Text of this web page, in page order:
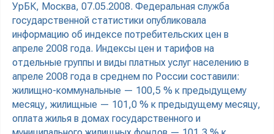
УрБК, Москва, 07.05.2008. Федеральная служба
государственной статистики опубликовала
информацию об индексе потребительских цен в
апреле 2008 года. Индексы цен и тарифов на
отдельные группы и виды платных услуг населению в
апреле 2008 года в среднем по России составили:
жилищно-коммунальные — 100,5 % к предыдущему
месяцу, жилищные — 101,0 % к предыдущему месяцу,
оплата жилья в домах государственного и